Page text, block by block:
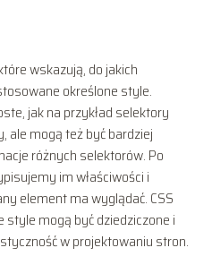
wskazują, do jakich
określone style.
jak na przykład selektory
mogą też być bardziej
różnych selektorów. Po
im właściwości i
element ma wyglądać. CSS
style mogą być dziedziczone i
w projektowaniu stron.